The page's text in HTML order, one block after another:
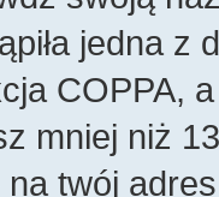
jedna
COPPA,
mniej niż
na twój